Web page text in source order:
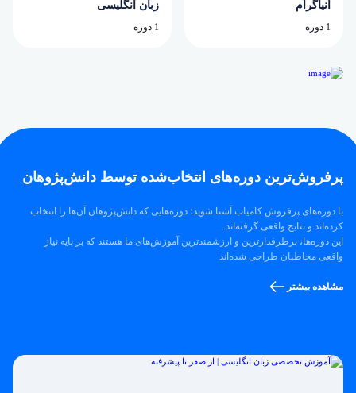
انیاگرام
1 دوره
زبان انگلیسی
1 دوره
پرفروش‌ترین‌ دوره‌های انتخاب‌شده توسط دانش‌پژوهان
با دوره‌های پرفروش کامیاب آشنا شوید؛ دوره‌هایی که دانش‌پژوهان آن‌ها را انتخاب
کرده‌اند و نتایج واقعی گرفته‌اند.
این دوره‌ها، پرطرفدارترین و ارزشمندترین آموزش‌های ما هستند که بر پایه نیاز
واقعی مخاطبان طراحی شده‌اند
مشاهده بیشتر